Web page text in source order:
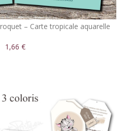
– Carte tropicale aquarelle
1,66 €